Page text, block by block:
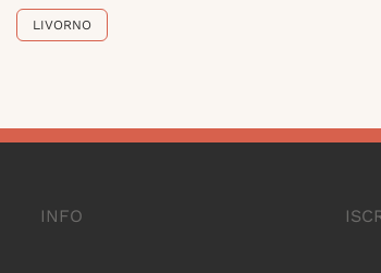
LIVORNO
INFO